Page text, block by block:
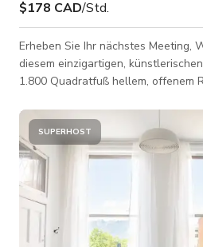
$178 CAD/Std.
Erheben Sie Ihr nächstes Meeting,
diesem einzigartigen,
1.800 Quadratfuß hellem, offenem
Raum eine einzigartige Mischung
Funktionalität. Ob Sie ein Firmentreffen, einen kreativen
Workshop, einen Einzelhandels-
Filmproduktion veranstalten, dieser
zu inspirieren und sich Ihren
SUPERHOST